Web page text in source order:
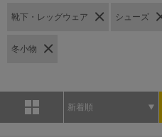
靴下・レッグウェア シューズ
冬小物
新着順